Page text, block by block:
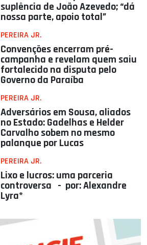
suplência de João Azevedo; “dá
nossa parte, apoio total”
PEREIRA JR.
Convenções encerram pré-
campanha e revelam quem saiu
fortalecido na disputa pelo
Governo da Paraíba
PEREIRA JR.
Adversários em Sousa, aliados
no Estado: Gadelhas e Helder
Carvalho sobem no mesmo
palanque por Lucas
PEREIRA JR.
Lixo e lucros: uma parceria
controversa - por: Alexandre
Lyra*